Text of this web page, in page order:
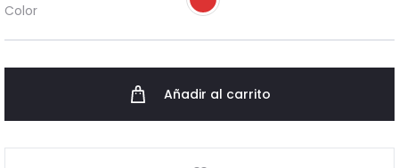
Color
Añadir al carrito